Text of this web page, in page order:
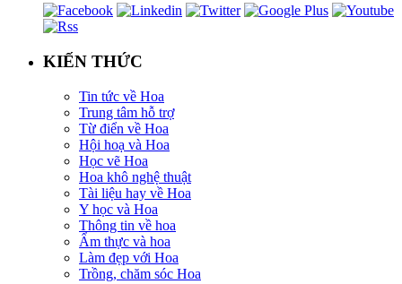
KIẾN THỨC
Tin tức về Hoa
Trung tâm hỗ trợ
Từ điển về Hoa
Hội hoạ và Hoa
Học vẽ Hoa
Hoa khô nghệ thuật
Tài liệu hay về Hoa
Y học và Hoa
Thông tin về hoa
Ẩm thực và hoa
Làm đẹp với Hoa
Trồng, chăm sóc Hoa